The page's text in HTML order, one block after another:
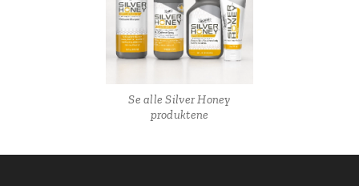
Se alle Silver Honey
produktene